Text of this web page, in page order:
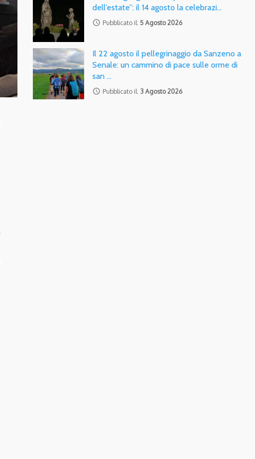
dell’estate”: il 14 agosto la celebrazi…
access_time Pubblicato il:5 Agosto 2026
Il 22 agosto il pellegrinaggio da Sanzeno a
Senale: un cammino di pace sulle orme di
san …
access_time Pubblicato il: 3 Agosto 2026